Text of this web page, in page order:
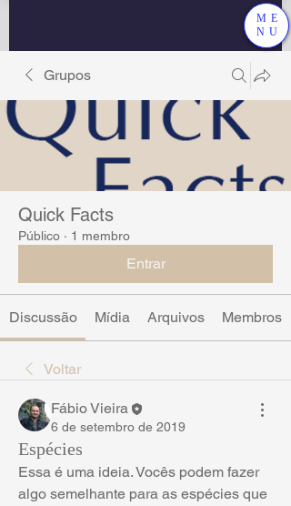
ME
NU
Grupos
Quick Facts
Público · 1 membro
Entrar
Discussão Mídia Arquivos Membros
Voltar
Fábio Vieira
6 de setembro de 2019
Espécies
Essa é uma ideia. Vocês podem fazer
algo semelhante para as espécies que